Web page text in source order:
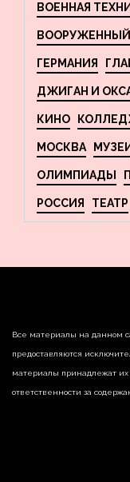
ВОЕННАЯ
ГЕРМАНИЯ
ДЖИГАН И
КИНО
МОСКВА МУЗЕИ
ОЛИМПИАДЫ
РОССИЯ ТЕАТР
Все материалы на данном
предоставляются
материалы принадлежат
ответственности за